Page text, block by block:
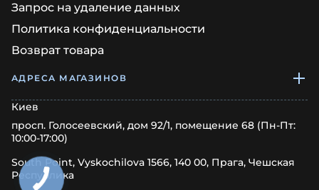
Запрос на удаление данных
Политика конфиденциальности
Возврат товара
АДРЕСА МАГАЗИНОВ
Киев
просп. Голосеевский, дом 92/1, помещение 68 (Пн-Пт:
10:00-17:00)
South Point, Vyskochilova 1566, 140 00, Прага, Чешская
Республика